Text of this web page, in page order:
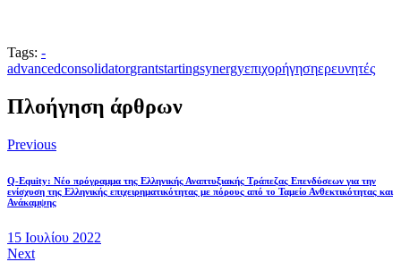
Tags: -
advancedconsolidatorgrantstartingsynergyεπιχορήγησηερευνητές
Πλοήγηση άρθρων
Previous
Q-Equity: Νέο πρόγραμμα της Ελληνικής Αναπτυξιακής Τράπεζας Επενδύσεων για την
ενίσχυση της Ελληνικής επιχειρηματικότητας με πόρους από το Ταμείο Ανθεκτικότητας και
Ανάκαμψης
15 Ιουλίου 2022
Next